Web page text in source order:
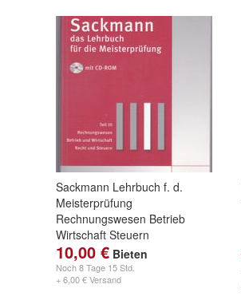
Sackmann Lehrbuch f. d.
Meisterprüfung
Rechnungswesen Betrieb
Wirtschaft Steuern
10,00 € Bieten
Noch8 Tage 15 Std.
+ 6,00 € Versand